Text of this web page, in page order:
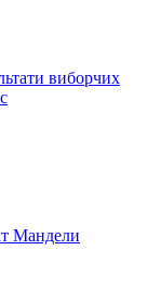
виборчих
Мандели